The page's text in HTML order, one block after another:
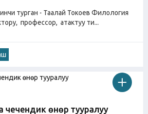
турган - Таалай Токоев Филология
профессор, атактуу ти...
чечендик өнөр тууралуу